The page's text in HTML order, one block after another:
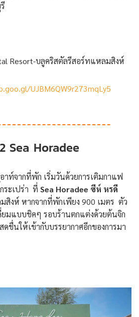
Resort-บลูคริสตัลรีสอร์ทแหลมสิงห์
UJBM6QW9r273mqLy5
Sea Horadee
าท์จากที่พัก เริ่มวันด้วยการเติมกาแฟ
ระเปร่า ที่ Sea Horadee ซีห์ หรดี
สิงห์ หากจากที่พักเพียง 900 เมตร ตัว
ยมแบบชิคๆ รอบร้านตกแต่งด้วยต้นจิก
ชื่นให้เข้ากับบรรยากาศอีกของการมา